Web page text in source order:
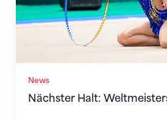
News
Nächster Halt: